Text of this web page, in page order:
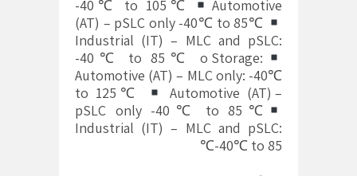
-40℃ to 105℃
Automotive
(AT) – pSLC only -40℃ to 85℃
Industrial (IT) – MLC and pSLC:
-40℃ to 85℃ o Storage:
Automotive (AT) – MLC only: -40℃
to 125℃
Automotive (AT) –
pSLC only -40℃ to 85℃
Industrial (IT) – MLC and pSLC:
-40℃ to 85℃